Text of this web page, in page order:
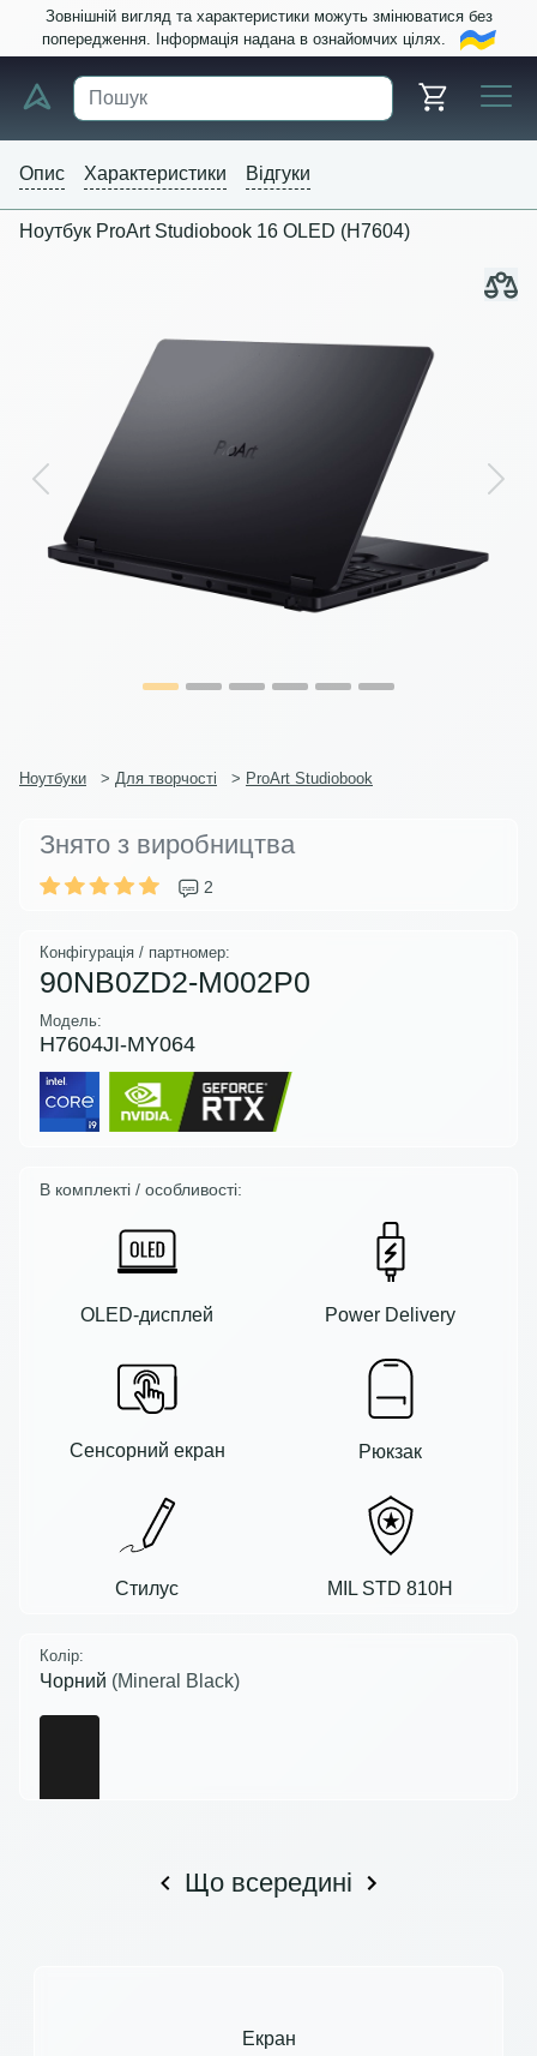
Зовнішній вигляд та характеристики можуть змінюватися без
попередження. Інформація надана в ознайомчих цілях.
Опис Характеристики Відгуки
Ноутбук ProArt Studiobook 16 OLED (H7604)
Previous Next
Ноутбуки > Для творчості > ProArt Studiobook
Знято з виробництва
2
Конфігурація / партномер:
90NB0ZD2-M002P0
Модель:
H7604JI-MY064
В комплекті / особливості:
OLED-дисплей Power Delivery
Сенсорний екран Рюкзак
Стилус MIL STD 810H
Колір:
Чорний (Mineral Black)
Що всередині
Екран